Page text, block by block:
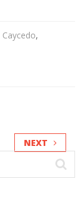
,
NEXT